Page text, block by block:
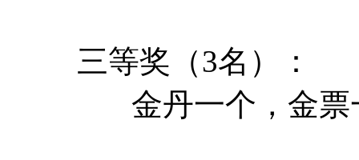
三等奖（3名）：
金丹一个，金票